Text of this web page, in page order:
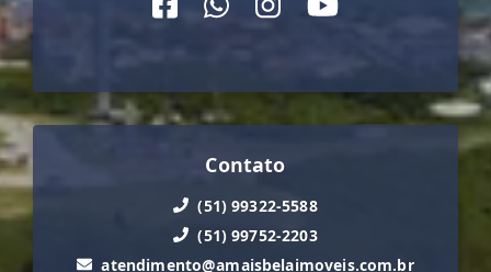
Contato
(51) 99322-5588
(51) 99752-2203
atendimento@amaisbelaimoveis.com.br